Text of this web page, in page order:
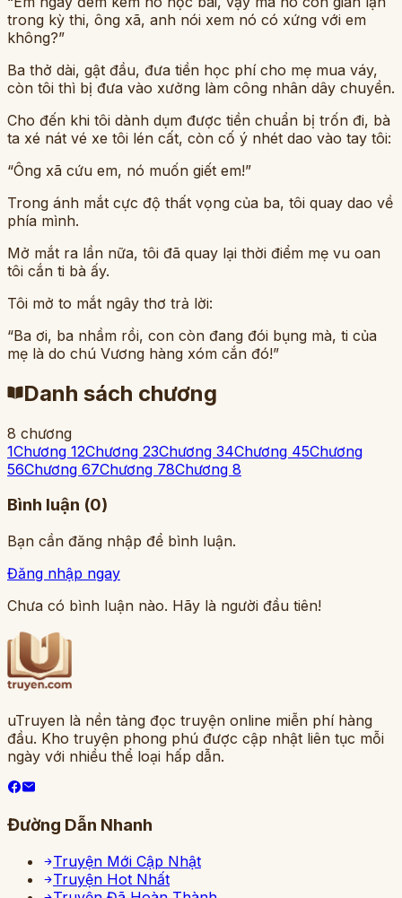
trong kỳ thi, ông xã, anh nói xem nó có xứng với em
không?”
Ba thở dài, gật đầu, đưa tiền học phí cho mẹ mua váy,
còn tôi thì bị đưa vào xưởng làm công nhân dây chuyền.
Cho đến khi tôi dành dụm được tiền chuẩn bị trốn đi, bà
ta xé nát vé xe tôi lén cất, còn cố ý nhét dao vào tay tôi:
“Ông xã cứu em, nó muốn giết em!”
Trong ánh mắt cực độ thất vọng của ba, tôi quay dao về
phía mình.
Mở mắt ra lần nữa, tôi đã quay lại thời điểm mẹ vu oan
tôi cắn ti bà ấy.
Tôi mở to mắt ngây thơ trả lời:
“Ba ơi, ba nhầm rồi, con còn đang đói bụng mà, ti của
mẹ là do chú Vương hàng xóm cắn đó!”
Danh sách chương
8 chương
1Chương 12Chương 23Chương 34Chương 45Chương
56Chương 67Chương 78Chương 8
Bình luận (0)
Bạn cần đăng nhập để bình luận.
Đăng nhập ngay
Chưa có bình luận nào. Hãy là người đầu tiên!
uTruyen là nền tảng đọc truyện online miễn phí hàng
đầu. Kho truyện phong phú được cập nhật liên tục mỗi
ngày với nhiều thể loại hấp dẫn.
Đường Dẫn Nhanh
Truyện Mới Cập Nhật
Truyện Hot Nhất